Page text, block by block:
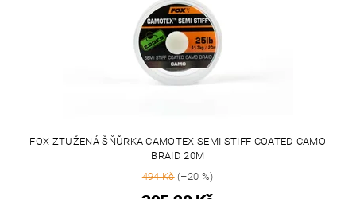
FOX ZTUŽENÁ ŠŇŮRKA CAMOTEX SEMI STIFF COATED CAMO
BRAID 20M
494 Kč(–20 %)